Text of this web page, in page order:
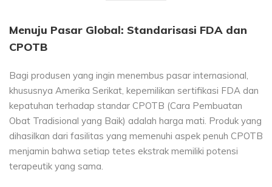
Menuju Pasar Global: Standarisasi FDA dan
CPOTB
Bagi produsen yang ingin menembus pasar internasional,
khususnya Amerika Serikat, kepemilikan sertifikasi FDA dan
kepatuhan terhadap standar CPOTB (Cara Pembuatan
Obat Tradisional yang Baik) adalah harga mati. Produk yang
dihasilkan dari fasilitas yang memenuhi aspek penuh CPOTB
menjamin bahwa setiap tetes ekstrak memiliki potensi
terapeutik yang sama.